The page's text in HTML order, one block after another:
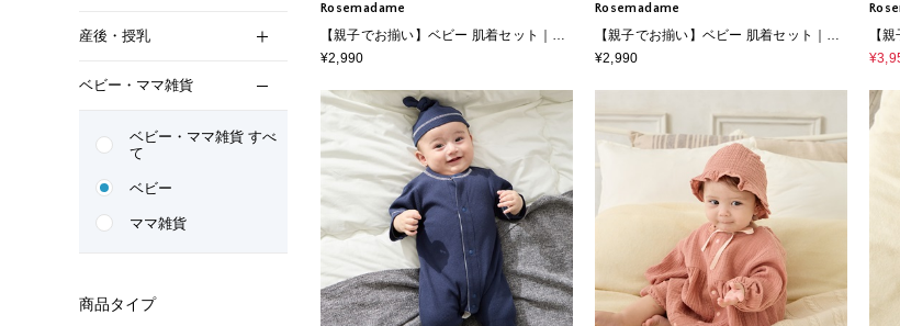
産後・授乳
ベビー・ママ雑貨
ベビー・ママ雑貨 すべ
て
ベビー
ママ雑貨
商品タイプ
Rosemadame
【親子でお揃い】ベビー 肌着セット｜綿
100％ クマ柄 アニマル柄 フライス素材
¥2,990
Rosemadame
【親子でお揃い】ベビー 肌着セット｜綿
100％ クマ柄 アニマル柄 フライス素材
¥2,990
【